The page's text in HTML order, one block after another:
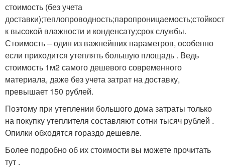
стоимость (без учета
к высокой влажности и конденсату;срок службы.
Стоимость – один из важнейших параметров, особенно
если приходится утеплять большую площадь . Ведь
стоимость 1м2 самого дешевого современного
материала, даже без учета затрат на доставку,
превышает 150 рублей.
Поэтому при утеплении большого дома затраты только
на покупку утеплителя составляют сотни тысяч рублей .
Опилки обходятся гораздо дешевле.
Более подробно об их стоимости вы можете прочитать
тут .